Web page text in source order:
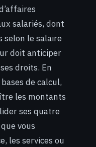
salariés, dont
selon le salaire
doit anticiper
droits. En
de calcul,
les montants
ses quatre
vous
les services ou